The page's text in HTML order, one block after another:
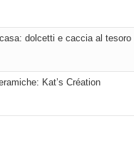
dolcetti e caccia al tesoro
Kat’s Création